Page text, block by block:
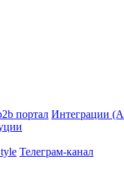
портал Интеграции
Телеграм-канал